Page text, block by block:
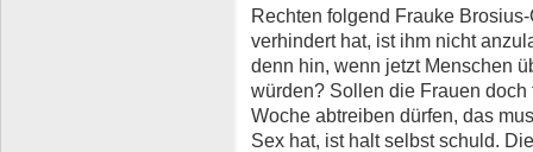
Rechten folgend Frauke
verhindert hat, ist ihm nicht
denn hin, wenn jetzt Menschen
würden? Sollen die Frauen
Woche abtreiben dürfen, das
Sex hat, ist halt selbst schuld.